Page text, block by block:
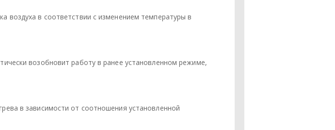
воздуха в соответствии с изменением температуры в
возобновит работу в ранее установленном режиме,
в зависимости от соотношения установленной